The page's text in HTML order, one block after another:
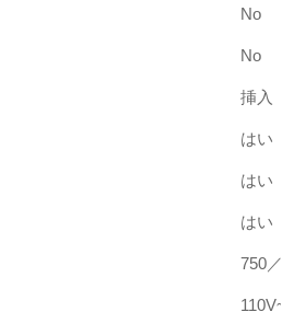
No
No
挿入
はい
はい
はい
750／